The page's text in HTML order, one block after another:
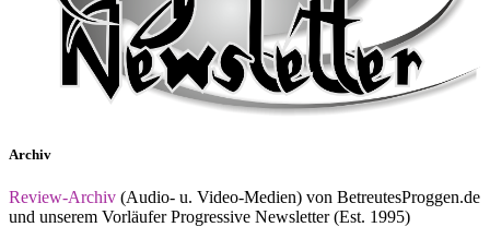
Archiv
Review-Archiv (Audio- u. Video-Medien) von BetreutesProggen.de
und unserem Vorläufer Progressive Newsletter (Est. 1995)